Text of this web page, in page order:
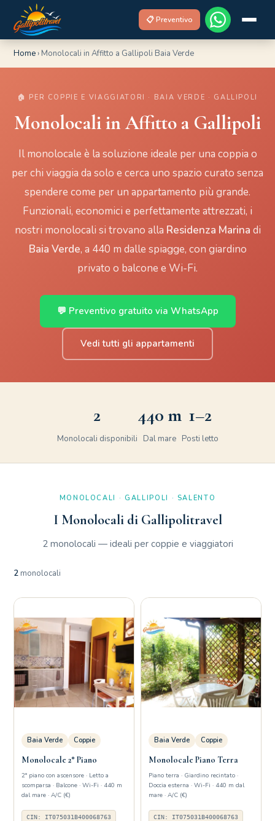
📋 Preventivo
Home› Monolocali in Affitto a Gallipoli Baia Verde
🏠 PER COPPIE E VIAGGIATORI · BAIA VERDE · GALLIPOLI
Monolocali in Affitto a Gallipoli
Il monolocale è la soluzione ideale per una coppia o
per chi viaggia da solo e cerca uno spazio curato senza
spendere come per un appartamento più grande.
Funzionali, economici e perfettamente attrezzati, i
nostri monolocali si trovano alla Residenza Marina di
Baia Verde, a 440 m dalle spiagge, con giardino
privato o balcone e Wi-Fi.
💬 Preventivo gratuito via WhatsApp
Vedi tutti gli appartamenti
2
Monolocali disponibili
440 m
Dal mare
1–2
Posti letto
MONOLOCALI · GALLIPOLI · SALENTO
I Monolocali di Gallipolitravel
2 monolocali — ideali per coppie e viaggiatori
2 monolocali
Baia Verde Coppie
Monolocale 2° Piano
2° piano con ascensore · Letto a
scomparsa · Balcone · Wi-Fi · 440 m
dal mare · A/C (€)
CIN: IT075031B400068763
Baia Verde Coppie
Monolocale Piano Terra
Piano terra · Giardino recintato ·
Doccia esterna · Wi-Fi · 440 m dal
mare · A/C (€)
CIN: IT075031B400068763